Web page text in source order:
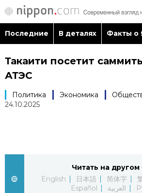
Последние
Новости
Последние В деталях Факты о
Такаити посетит
АТЭС
Политика Экономика
24.10.2025
Читать на другом
English
日本語 简体字
Español
العربية